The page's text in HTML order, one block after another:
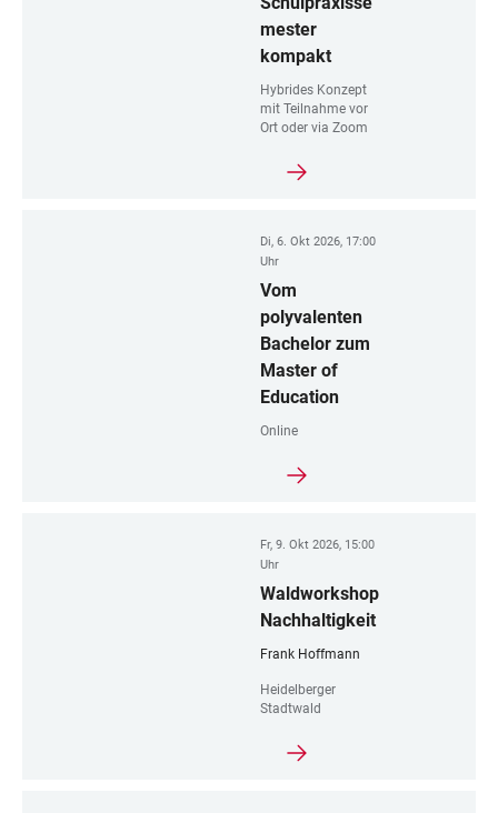
mester
kompakt
Hybrides Konzept
mit Teilnahme vor
Ort oder via Zoom
Di, 6. Okt 2026, 17:00
Uhr
Vom
polyvalenten
Bachelor zum
Master of
Education
Online
Fr, 9. Okt 2026, 15:00
Uhr
Waldworkshop
Nachhaltigkeit
Frank Hoffmann
Heidelberger
Stadtwald